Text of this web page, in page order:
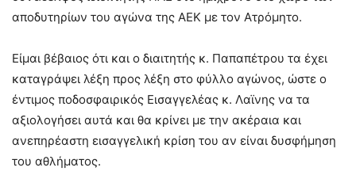
αποδυτηρίων του αγώνα της ΑΕΚ με τον Ατρόμητο.
Είμαι βέβαιος ότι και ο διαιτητής κ. Παπαπέτρου τα έχει
καταγράψει λέξη προς λέξη στο φύλλο αγώνος, ώστε ο
έντιμος ποδοσφαιρικός Εισαγγελέας κ. Λαϊνης να τα
αξιολογήσει αυτά και θα κρίνει με την ακέραια και
ανεπηρέαστη εισαγγελική κρίση του αν είναι δυσφήμηση
του αθλήματος.